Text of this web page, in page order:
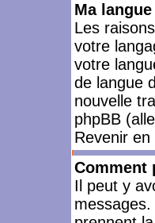
Ma
Les
votre
votre
de langue
nouvelle
phpBB
Revenir en
Comment
Il peut y